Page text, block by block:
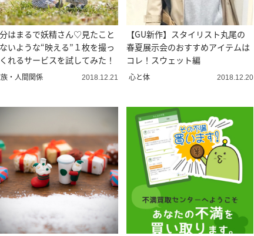
はまるで妖精さん♡見たこと
いような“映える”１枚を撮っ
れるサービスを試してみた！
・人間関係 2018.12.21
【GU新作】スタイリスト丸尾の
春夏展示会のおすすめアイテムは
コレ！スウェット編
心と体 2018.12.20